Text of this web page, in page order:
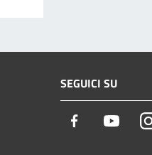
SEGUICI SU
Facebook